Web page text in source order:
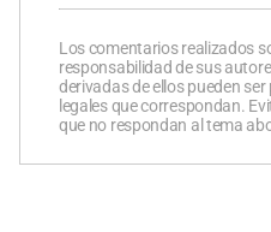
Los comentarios realizados
responsabilidad de sus
derivadas de ellos pueden
legales que correspondan.
que no respondan al tema